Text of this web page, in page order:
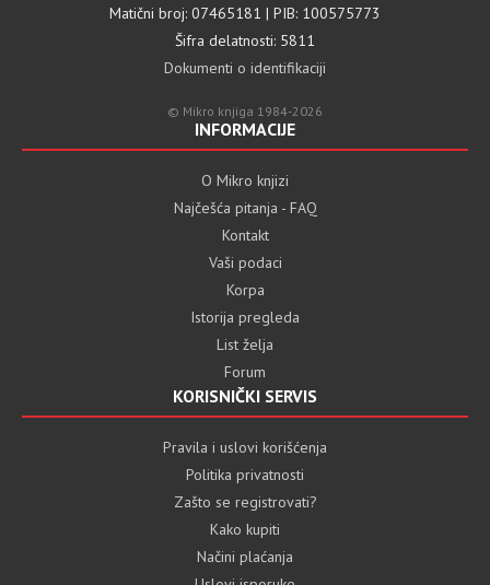
Matični broj: 07465181 | PIB: 100575773
Šifra delatnosti: 5811
Dokumenti o identifikaciji
© Mikro knjiga 1984-2026
INFORMACIJE
O Mikro knjizi
Najčešća pitanja - FAQ
Kontakt
Vaši podaci
Korpa
Istorija pregleda
List želja
Forum
KORISNIČKI SERVIS
Pravila i uslovi korišćenja
Politika privatnosti
Zašto se registrovati?
Kako kupiti
Načini plaćanja